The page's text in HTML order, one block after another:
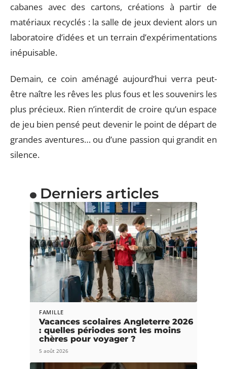
cabanes avec des cartons, créations à partir de
matériaux recyclés : la salle de jeux devient alors un
laboratoire d’idées et un terrain d’expérimentations
inépuisable.
Demain, ce coin aménagé aujourd’hui verra peut-
être naître les rêves les plus fous et les souvenirs les
plus précieux. Rien n’interdit de croire qu’un espace
de jeu bien pensé peut devenir le point de départ de
grandes aventures… ou d’une passion qui grandit en
silence.
Derniers articles
FAMILLE
Vacances scolaires Angleterre 2026
: quelles périodes sont les moins
chères pour voyager ?
5 août 2026